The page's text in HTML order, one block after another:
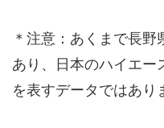
＊注意：あくまで長
あり、日本のハイエー
を表すデータではあり